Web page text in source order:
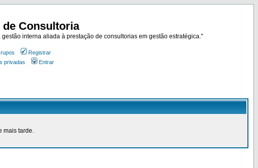
Consultoria
interna aliada à prestação de consultorias em gestão estratégica."
Registrar
privadas Entrar
mais tarde.